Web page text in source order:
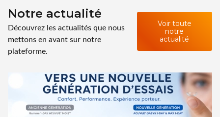
Notre actualité
Découvrez les actualités que nous
mettons en avant sur notre
plateforme.
Voir toute
notre
actualité